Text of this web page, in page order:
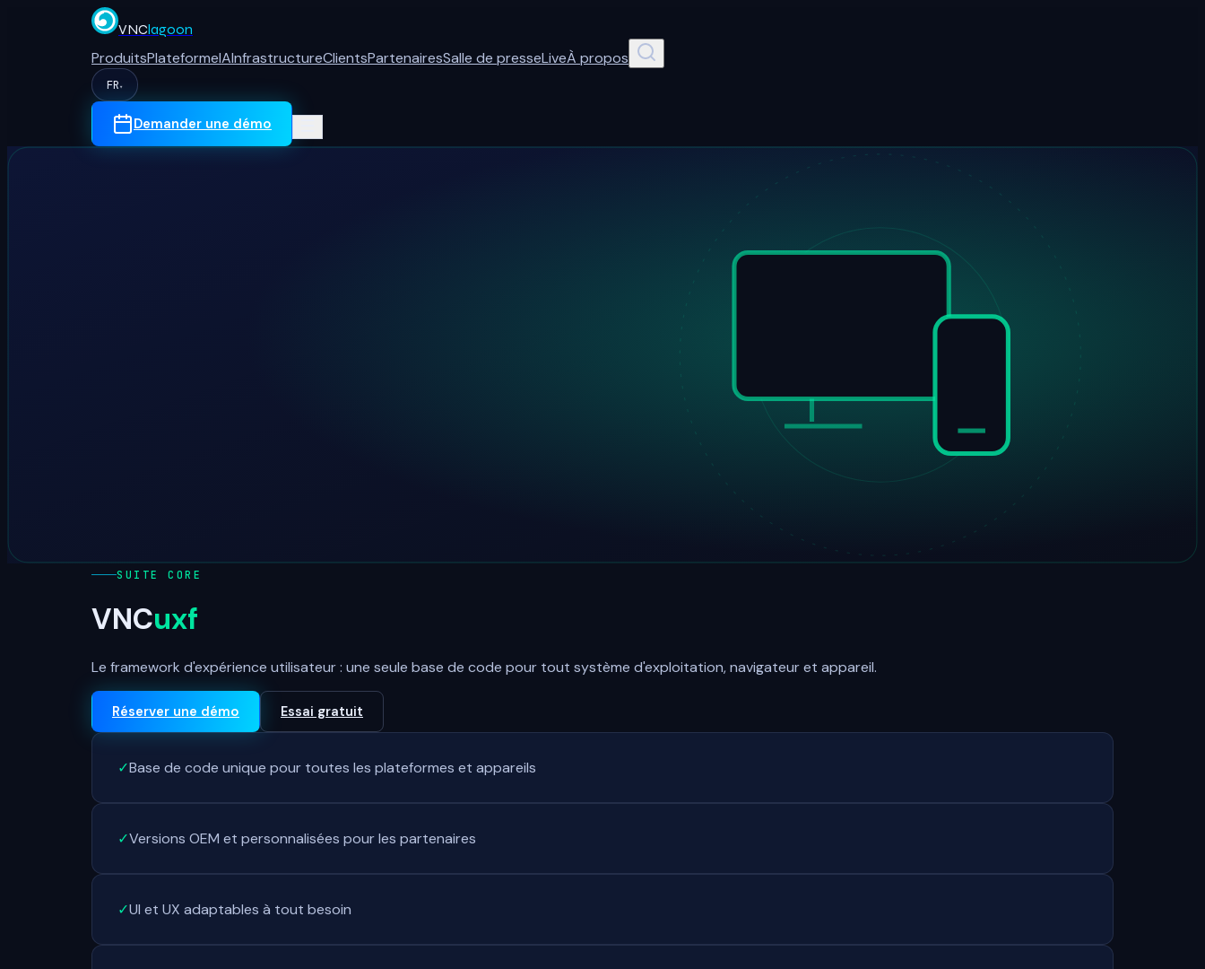
VNClagoon
ProduitsPlateformeIAInfrastructureClientsPartenairesSalle de presseLiveÀ propos
FR ▾
Demander une démo
SUITE CORE
VNCuxf
Le framework d'expérience utilisateur : une seule base de code pour tout système d'exploitation, navigateur et appareil.
Réserver une démo Essai gratuit
✓Base de code unique pour toutes les plateformes et appareils
✓Versions OEM et personnalisées pour les partenaires
✓UI et UX adaptables à tout besoin